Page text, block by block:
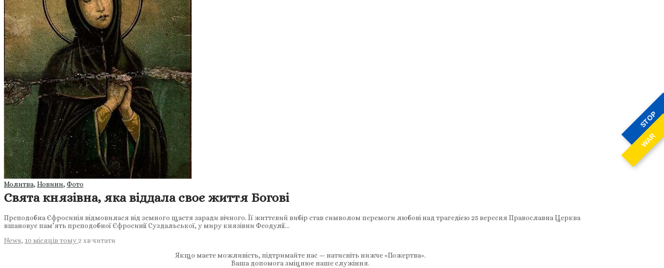
STOP
WAR
Молитва, Новини, Фото
Свята князівна, яка віддала своє життя Богові
Преподобна Єфросинія відмовилася від земного щастя заради вічного. Її життєвий вибір став символом перемоги любові над трагедією 25 вересня Православна Церква
вшановує пам’ять преподобної Єфросинії Суздальської, у миру князівни Феодулії…
News, 10 місяців тому 2 хв читати
Якщо маєте можливість, підтримайте нас — натисніть нижче «Пожертва».
Ваша допомога зміцнює наше служіння.